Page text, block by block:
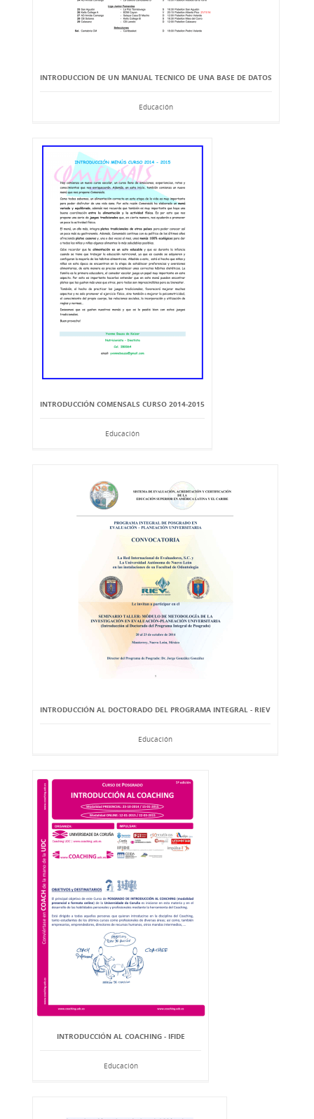
INTRODUCCION DE UN MANUAL TECNICO DE UNA BASE DE DATOS
Educación
INTRODUCCIÓN COMENSALS CURSO 2014-2015
Educación
INTRODUCCIÓN AL DOCTORADO DEL PROGRAMA INTEGRAL - RIEV
Educación
INTRODUCCIÓN AL COACHING - IFIDE
Educación